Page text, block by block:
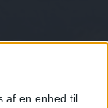
af en enhed til